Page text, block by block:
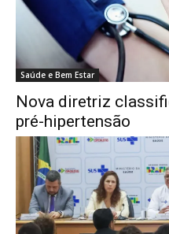
Saúde e Bem Estar
Nova diretriz
pré-hipertensão